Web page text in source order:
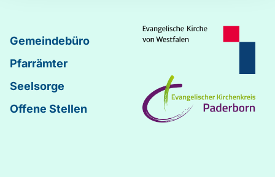
Gemeindebüro
Pfarrämter
Seelsorge
Offene Stellen